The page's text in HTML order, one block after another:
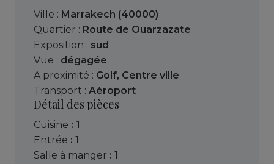
Ville : Marrakech (40000)
Quartier : Route de Ouarzazate
Exposition : sud
Vue : dégagée
A proximité : Golf, Centre ville
Transport : Aéroport
Détail des pièces
cuisine : 1
entrée : 1
salle à manger : 1